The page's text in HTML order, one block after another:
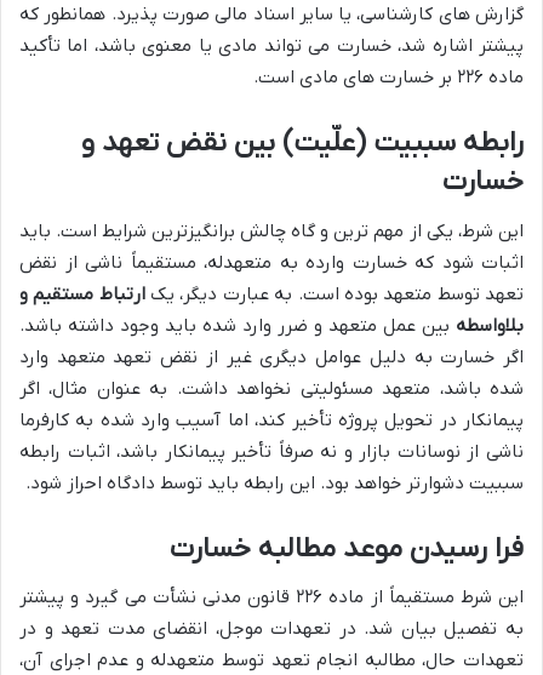
گزارش های کارشناسی، یا سایر اسناد مالی صورت پذیرد. همانطور که
پیشتر اشاره شد، خسارت می تواند مادی یا معنوی باشد، اما تأکید
ماده ۲۲۶ بر خسارت های مادی است.
رابطه سببیت (علّیت) بین نقض تعهد و
خسارت
این شرط، یکی از مهم ترین و گاه چالش برانگیزترین شرایط است. باید
اثبات شود که خسارت وارده به متعهدله، مستقیماً ناشی از نقض
تعهد توسط متعهد بوده است. به عبارت دیگر، یکارتباط مستقیم و
بلاواسطه بین عمل متعهد و ضرر وارد شده باید وجود داشته باشد.
اگر خسارت به دلیل عوامل دیگری غیر از نقض تعهد متعهد وارد
شده باشد، متعهد مسئولیتی نخواهد داشت. به عنوان مثال، اگر
پیمانکار در تحویل پروژه تأخیر کند، اما آسیب وارد شده به کارفرما
ناشی از نوسانات بازار و نه صرفاً تأخیر پیمانکار باشد، اثبات رابطه
سببیت دشوارتر خواهد بود. این رابطه باید توسط دادگاه احراز شود.
فرا رسیدن موعد مطالبه خسارت
این شرط مستقیماً از ماده ۲۲۶ قانون مدنی نشأت می گیرد و پیشتر
به تفصیل بیان شد. در تعهدات موجل، انقضای مدت تعهد و در
تعهدات حال، مطالبه انجام تعهد توسط متعهدله و عدم اجرای آن،